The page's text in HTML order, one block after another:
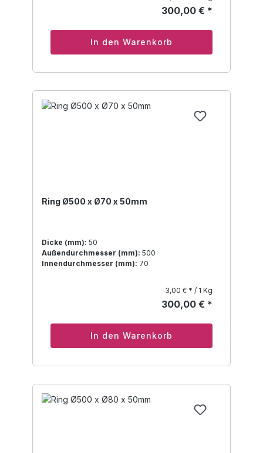
300,00 € *
In den Warenkorb
Ring Ø500 x Ø70 x 50mm
Dicke (mm): 50
Außendurchmesser (mm): 500
Innendurchmesser (mm): 70
3,00 € * / 1 Kg
300,00 € *
In den Warenkorb